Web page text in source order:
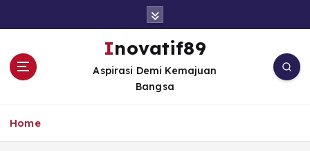
Inovatif89
Aspirasi Demi Kemajuan
Bangsa
Home